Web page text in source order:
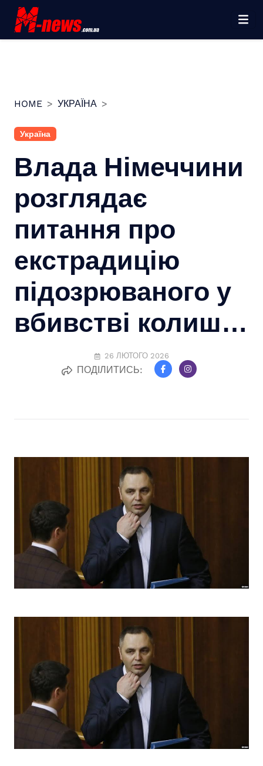
Перейти
вмісту
HOME УКРАЇНА
Україна
Влада Німеччини
розглядає
питання про
екстрадицію
підозрюваного у
вбивстві колиш…
26 ЛЮТОГО 2026
ПОДІЛИТИСЬ: